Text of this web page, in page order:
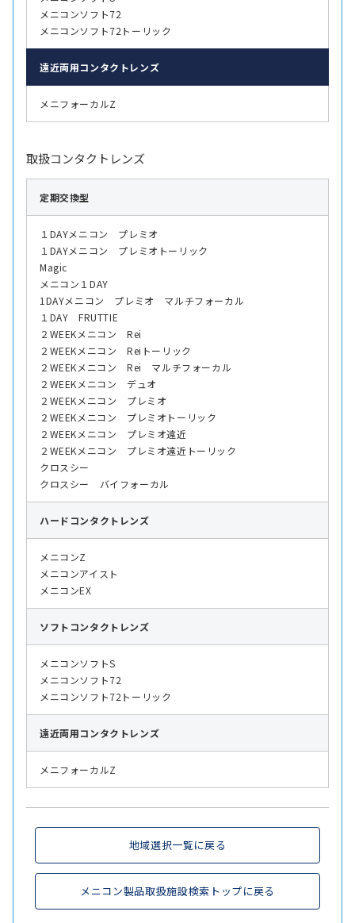
メニコンソフト72
メニコンソフト72トーリック
遠近両用コンタクトレンズ
メニフォーカルZ
取扱コンタクトレンズ
定期交換型
１DAYメニコン プレミオ
１DAYメニコン プレミオトーリック
Magic
メニコン１DAY
1DAYメニコン プレミオ マルチフォーカル
１DAY FRUTTIE
２WEEKメニコン Rei
２WEEKメニコン Reiトーリック
２WEEKメニコン Rei マルチフォーカル
２WEEKメニコン デュオ
２WEEKメニコン プレミオ
２WEEKメニコン プレミオトーリック
２WEEKメニコン プレミオ遠近
２WEEKメニコン プレミオ遠近トーリック
クロスシー
クロスシー バイフォーカル
ハード コンタクトレンズ
メニコンZ
メニコンアイスト
メニコンEX
ソフト コンタクトレンズ
メニコンソフトS
メニコンソフト72
メニコンソフト72トーリック
遠近両用コンタクトレンズ
メニフォーカルZ
地域選択一覧に戻る
メニコン製品取扱施設検索トップに戻る